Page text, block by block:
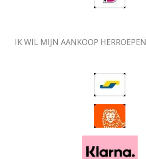
IK WIL MIJN AANKOOP HERROEPEN